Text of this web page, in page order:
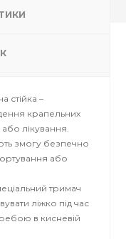
стійка –
крапельних
лікування.
змогу безпечно
або
тримач
ліжко під час
в кисневій